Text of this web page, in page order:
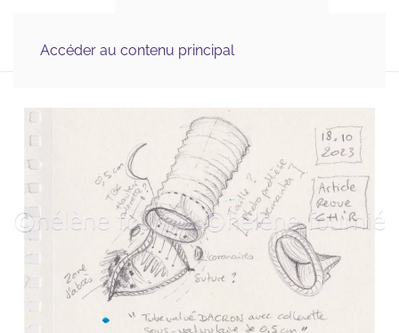
Accéder au contenu principal
& Scientifique, Graphisme